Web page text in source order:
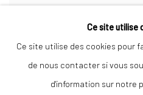
SEPT
Ce site utilise
Ce site utilise des cookies pour
de nous contacter si vous
d'information sur notre